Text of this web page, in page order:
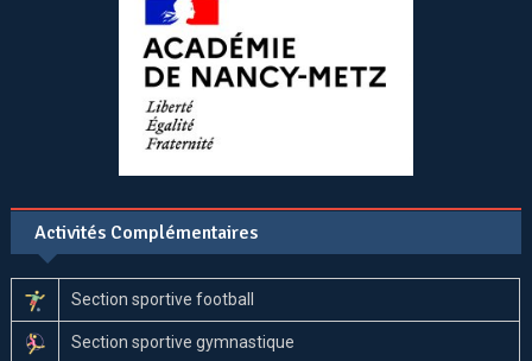
Activités Complémentaires
Section sportive football
Section sportive gymnastique